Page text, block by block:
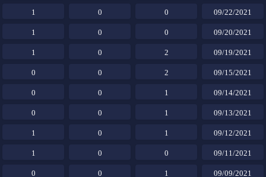
09/22/2021
0
0
1
09/20/2021
0
0
1
09/19/2021
2
0
1
09/15/2021
2
0
0
09/14/2021
1
0
0
09/13/2021
1
0
0
09/12/2021
1
0
1
09/11/2021
0
0
1
09/09/2021
1
0
0